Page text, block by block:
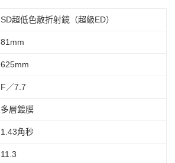
SD超低色散折射鏡（超級ED）
81mm
625mm
F／7.7
多層鍍膜
1.43角秒
11.3